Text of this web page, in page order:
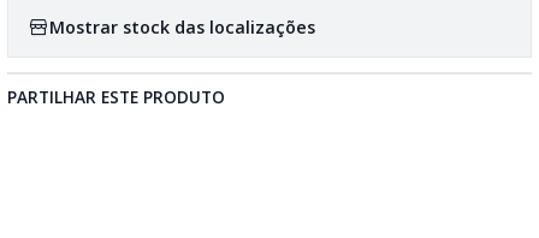
Mostrar stock das localizações
PARTILHAR ESTE PRODUTO